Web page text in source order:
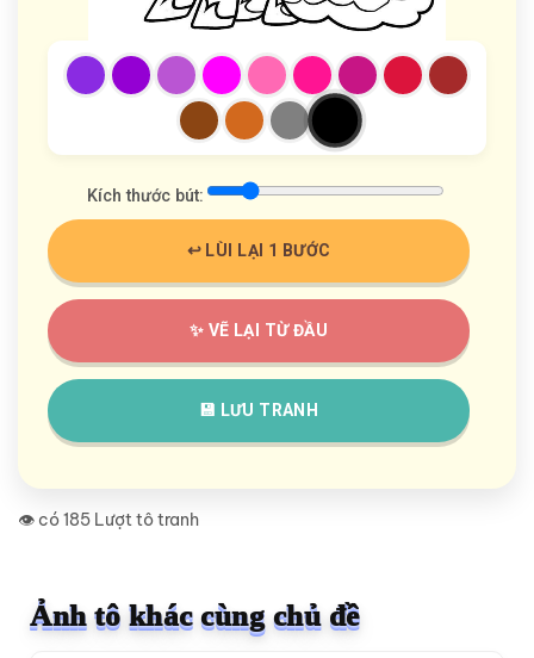
Kích thước bút:
↩️ LÙI LẠI 1 BƯỚC
✨ VẼ LẠI TỪ ĐẦU
💾 LƯU TRANH
👁️ có 185 Lượt tô tranh
Ảnh tô khác cùng chủ đề